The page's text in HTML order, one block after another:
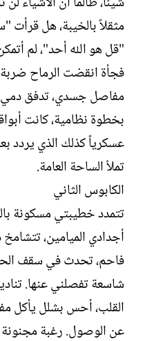
مثقلاً بالخيبة، هل قرأت
"قل هو الله أحد"، لم
فجأة انقضت الرماح
مفاصل جسدي، تدفق دمي،
بخطوة نظامية، كانت
عسكرياً كذلك الذي يردد
تملأ الساحة العامة.‏
الكابوس الثاني‏
تتمدد خطيبتي مسكونة
أجدادي الميامين،
فاحم، تحدث في سقف
شاسعة تفصلني عنها.
القلب، أحس بشلل يأكل
عن الوصول. رغبة